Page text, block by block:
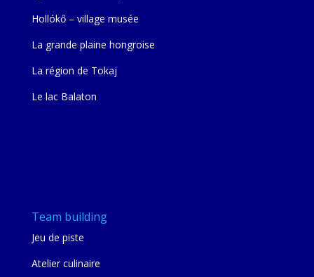
Hollókő – village musée
La grande plaine hongroise
La région de Tokaj
Le lac Balaton
Team building
Jeu de piste
Atelier culinaire